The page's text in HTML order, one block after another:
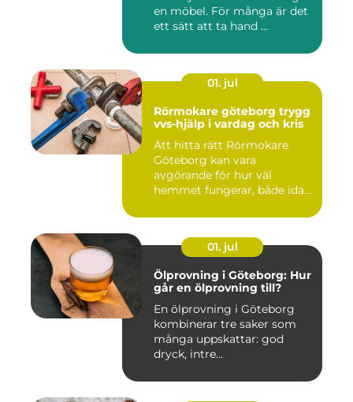
en möbel. För många är det
ett sätt att ta hand ...
01. jul
Rörmokare göteborg trygg
vvs-hjälp i vardag och kris
Att hitta rätt Rörmokare
Göteborg kan vara
avgörande för hur väl
hemmet fungerar, både idag
01. jul
Ölprovning i Göteborg: Hur
går en ölprovning till?
En ölprovning i Göteborg
kombinerar tre saker som
många uppskattar: god
dryck, intre...